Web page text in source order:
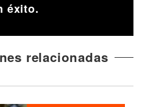
éxito.
relacionadas